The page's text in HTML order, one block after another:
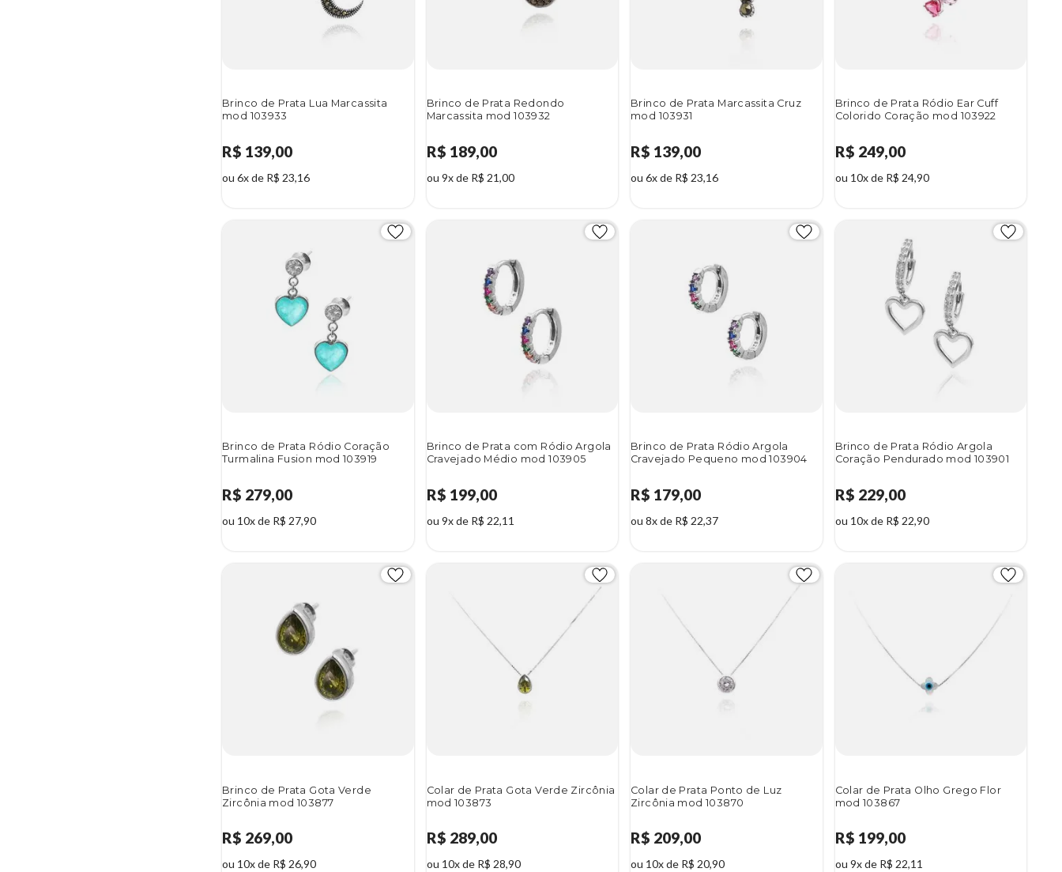
Brinco de Prata Lua Marcassita
mod 103933
R$ 139,00
ou 6x de R$ 23,16
Brinco de Prata Redondo
Marcassita mod 103932
R$ 189,00
ou 9x de R$ 21,00
Brinco de Prata Marcassita Cruz
mod 103931
R$ 139,00
ou 6x de R$ 23,16
Brinco de Prata Ródio Ear Cuff
Colorido Coração mod 103922
R$ 249,00
ou 10x de R$ 24,90
Brinco de Prata Ródio Coração
Turmalina Fusion mod 103919
R$ 279,00
ou 10x de R$ 27,90
Brinco de Prata com Ródio Argola
Cravejado Médio mod 103905
R$ 199,00
ou 9x de R$ 22,11
Brinco de Prata Ródio Argola
Cravejado Pequeno mod 103904
R$ 179,00
ou 8x de R$ 22,37
Brinco de Prata Ródio Argola
Coração Pendurado mod 103901
R$ 229,00
ou 10x de R$ 22,90
Brinco de Prata Gota Verde
Zircônia mod 103877
R$ 269,00
ou 10x de R$ 26,90
Colar de Prata Gota Verde Zircônia
mod 103873
R$ 289,00
ou 10x de R$ 28,90
Colar de Prata Ponto de Luz
Zircônia mod 103870
R$ 209,00
ou 10x de R$ 20,90
Colar de Prata Olho Grego Flor
mod 103867
R$ 199,00
ou 9x de R$ 22,11